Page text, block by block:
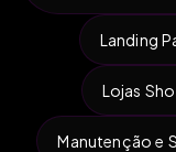
Landing
Lojas
Manutenção e